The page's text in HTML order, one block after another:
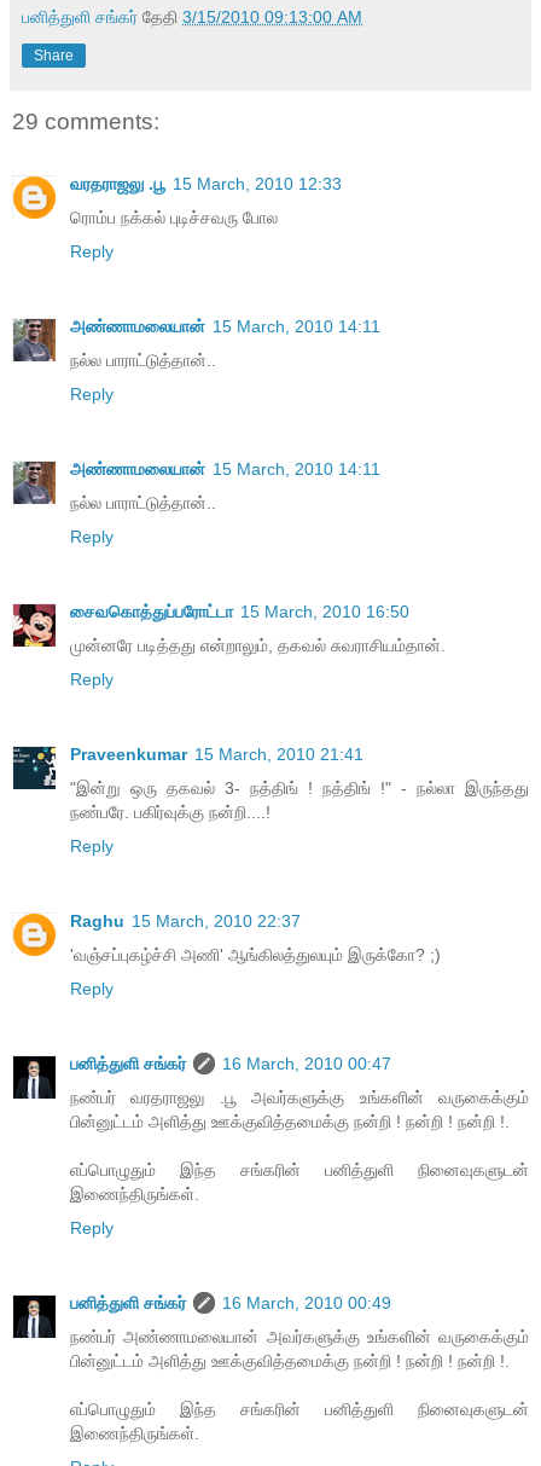
பனித்துளி சங்கர் தேதி 3/15/2010 09:13:00 AM
Share
29 comments:
வரதராஜலு .பூ 15 March, 2010 12:33
ரொம்ப நக்கல் புடிச்சவரு போல
Reply
அண்ணாமலையான் 15 March, 2010 14:11
நல்ல பாராட்டுத்தான்..
Reply
அண்ணாமலையான் 15 March, 2010 14:11
நல்ல பாராட்டுத்தான்..
Reply
சைவகொத்துப்பரோட்டா 15 March, 2010 16:50
முன்னரே படித்தது என்றாலும், தகவல் சுவராசியம்தான்.
Reply
Praveenkumar 15 March, 2010 21:41
"இன்று ஒரு தகவல் 3- நத்திங் ! நத்திங் !" - நல்லா இருந்தது
நண்பரே. பகிர்வுக்கு நன்றி....!
Reply
Raghu 15 March, 2010 22:37
'வ‌ஞ்ச‌ப்புக‌ழ்ச்சி அணி' ஆங்கில‌த்துல‌யும் இருக்கோ? ;)
Reply
பனித்துளி சங்கர்
16 March, 2010 00:47
நண்பர் வரதராஜலு .பூ அவர்களுக்கு உங்களின் வருகைக்கும்
பின்னுட்டம் அளித்து ஊக்குவித்தமைக்கு நன்றி ! நன்றி ! நன்றி !.
எப்பொழுதும் இந்த சங்கரின் பனித்துளி நினைவுகளுடன்
இணைந்திருங்கள்.
Reply
பனித்துளி சங்கர்
16 March, 2010 00:49
நண்பர் அண்ணாமலையான் அவர்களுக்கு உங்களின் வருகைக்கும்
பின்னுட்டம் அளித்து ஊக்குவித்தமைக்கு நன்றி ! நன்றி ! நன்றி !.
எப்பொழுதும் இந்த சங்கரின் பனித்துளி நினைவுகளுடன்
இணைந்திருங்கள்.